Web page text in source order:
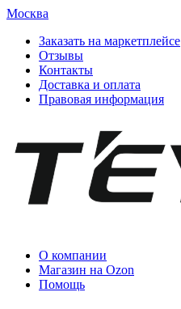
Москва
Заказать на маркетплейсе
Отзывы
Контакты
Доставка и оплата
Правовая информация
О компании
Магазин на Ozon
Помощь